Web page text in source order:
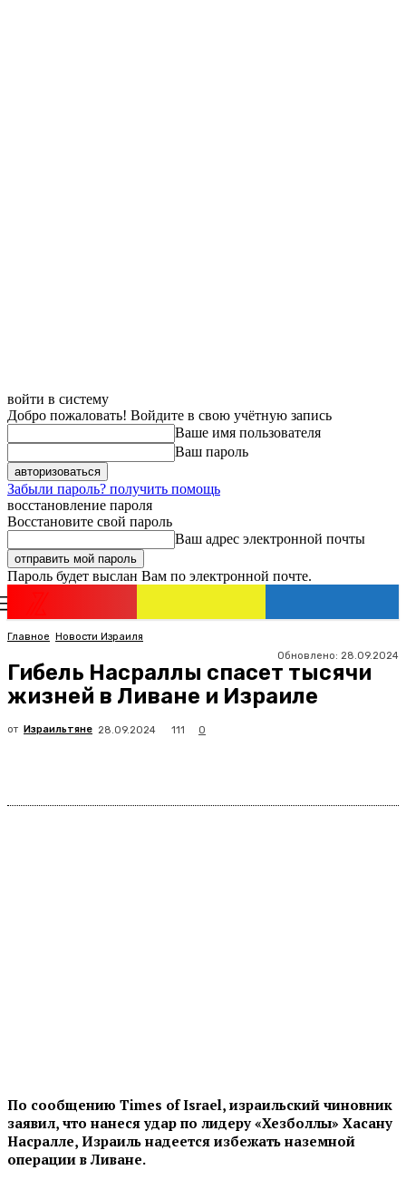
войти в систему
Добро пожаловать! Войдите в свою учётную запись
Ваше имя пользователя
Ваш пароль
Забыли пароль? получить помощь
восстановление пароля
Восстановите свой пароль
Ваш адрес электронной почты
Пароль будет выслан Вам по электронной почте.
Главное
Новости Израиля
Обновлено: 28.09.2024
Гибель Насраллы спасет тысячи
жизней в Ливане и Израиле
от Израильтяне 28.09.2024 111 0
По сообщению Times of Israel, израильский чиновник
заявил, что нанеся удар по лидеру «Хезболлы» Хасану
Насралле, Израиль надеется избежать наземной
операции в Ливане.